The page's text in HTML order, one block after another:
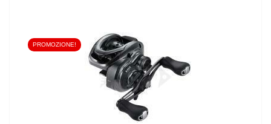
VEDI IL PRODOTTO
PROMOZIONE!